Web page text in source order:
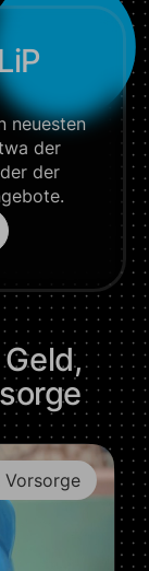
neuesten
der
der
,
& Beruf